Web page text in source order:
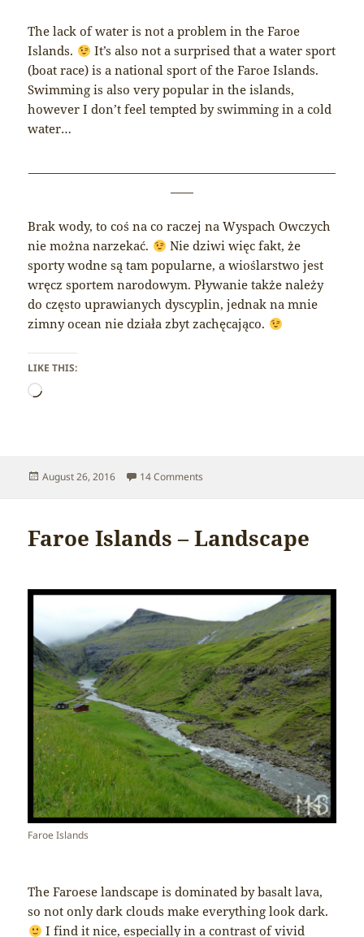
The lack of water is not a problem in the Faroe
Islands.
It’s also not a surprised that a water sport
(boat race) is a national sport of the Faroe Islands.
Swimming is also very popular in the islands,
however I don’t feel tempted by swimming in a cold
water…
Brak wody, to coś na co raczej na Wyspach Owczych
nie można narzekać.
Nie dziwi więc fakt, że
sporty wodne są tam popularne, a wioślarstwo jest
wręcz sportem narodowym. Pływanie także należy
do często uprawianych dyscyplin, jednak na mnie
zimny ocean nie działa zbyt zachęcająco.
LIKE THIS:
Loading…
Posted
August 26, 2016 14 Comments
Faroe Islands – Landscape
Faroe Islands
The Faroese landscape is dominated by basalt lava,
so not only dark clouds make everything look dark.
I find it nice, especially in a contrast of vivid